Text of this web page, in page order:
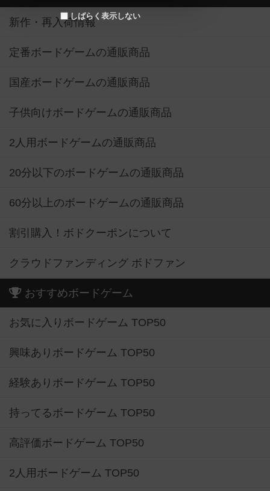
しばらく表示しない
新作・再入荷情報
定番ボードゲームの通販商品
国産ボードゲームの通販商品
子供向けボードゲームの通販商品
2人用ボードゲームの通販商品
20分以下のボードゲームの通販商品
60分以上のボードゲームの通販商品
割引購入！ボドクーポンについて
クラウドファンディング ボドファン
おすすめボードゲーム
お気に入りボードゲーム TOP50
興味ありボードゲーム TOP50
経験ありボードゲーム TOP50
持ってるボードゲーム TOP50
高評価ボードゲーム TOP50
2人用ボードゲーム TOP50